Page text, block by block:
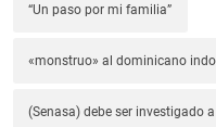
“Un paso por mi familia”
«monstruo» al dominicano
(Senasa) debe ser investigado